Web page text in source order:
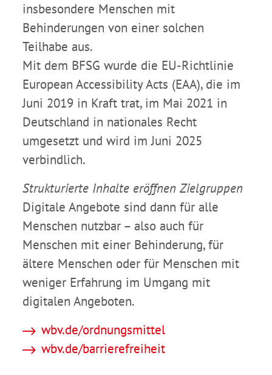
insbesondere Menschen mit
Behinderungen von einer solchen
Teilhabe aus.
Mit dem BFSG wurde die EU-Richtlinie
European Accessibility Acts (EAA), die im
Juni 2019 in Kraft trat, im Mai 2021 in
Deutschland in nationales Recht
umgesetzt und wird im Juni 2025
verbindlich.
Strukturierte Inhalte eröffnen Zielgruppen
Digitale Angebote sind dann für alle
Menschen nutzbar – also auch für
Menschen mit einer Behinderung, für
ältere Menschen oder für Menschen mit
weniger Erfahrung im Umgang mit
digitalen Angeboten.
wbv.de/ordnungsmittel
wbv.de/barrierefreiheit